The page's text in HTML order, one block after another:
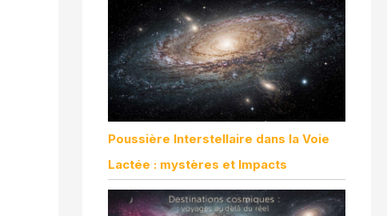
Poussière Interstellaire dans la Voie
Lactée : mystères et Impacts